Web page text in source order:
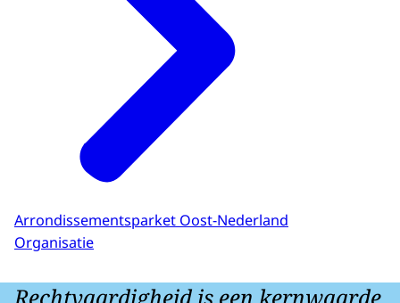
Arrondissementsparket Oost-Nederland
Organisatie
Rechtvaardigheid is een kernwaarde